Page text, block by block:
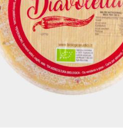
ANTEPRIMA RAPIDA